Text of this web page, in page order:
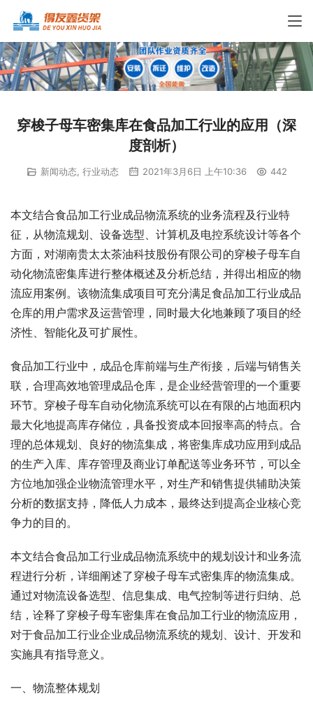
穿梭子母车密集库在食品加工行业的应用（深
度剖析）
新闻动态, 行业动态 2021年3月6日 上午10:36 442
本文结合食品加工行业成品物流系统的业务流程及行业特
征，从物流规划、设备选型、计算机及电控系统设计等各个
方面，对湖南贵太太茶油科技股份有限公司的穿梭子母车自
动化物流密集库进行整体概述及分析总结，并得出相应的物
流应用案例。该物流集成项目可充分满足食品加工行业成品
仓库的用户需求及运营管理，同时最大化地兼顾了项目的经
济性、智能化及可扩展性。
食品加工行业中，成品仓库前端与生产衔接，后端与销售关
联，合理高效地管理成品仓库，是企业经营管理的一个重要
环节。穿梭子母车自动化物流系统可以在有限的占地面积内
最大化地提高库存储位，具备投资成本回报率高的特点。合
理的总体规划、良好的物流集成，将密集库成功应用到成品
的生产入库、库存管理及商业订单配送等业务环节，可以全
方位地加强企业物流管理水平，对生产和销售提供辅助决策
分析的数据支持，降低人力成本，最终达到提高企业核心竞
争力的目的。
本文结合食品加工行业成品物流系统中的规划设计和业务流
程进行分析，详细阐述了穿梭子母车式密集库的物流集成。
通过对物流设备选型、信息集成、电气控制等进行归纳、总
结，诠释了穿梭子母车密集库在食品加工行业的物流应用，
对于食品加工行业企业成品物流系统的规划、设计、开发和
实施具有指导意义。
一、物流整体规划